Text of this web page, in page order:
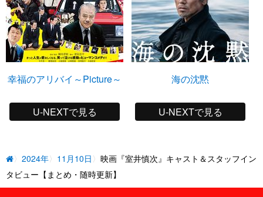
幸福のアリバイ～Picture～
U-NEXTで見る
海の沈黙
U-NEXTで見る
2024年 11月10日
映画『室井慎次』キャスト＆スタッフイン
タビュー【まとめ・随時更新】